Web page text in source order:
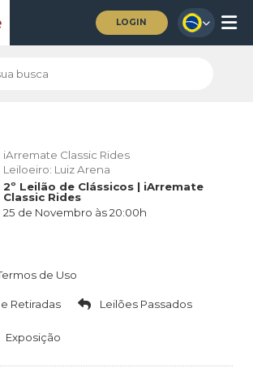
LOGIN
iArremate Classic Rides
Leiloeiro: Luiz Arena
2º Leilão de Clássicos | iArremate
Classic Rides
25 de Novembro às 20:00h
de Uso
Retiradas Leilões Passados
Exposição